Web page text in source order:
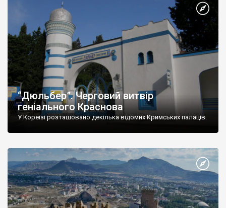
“Дюльбер”. Черговий витвір
геніального Краснова
У Кореїзі розташовано декілька відомих Кримських палаців.